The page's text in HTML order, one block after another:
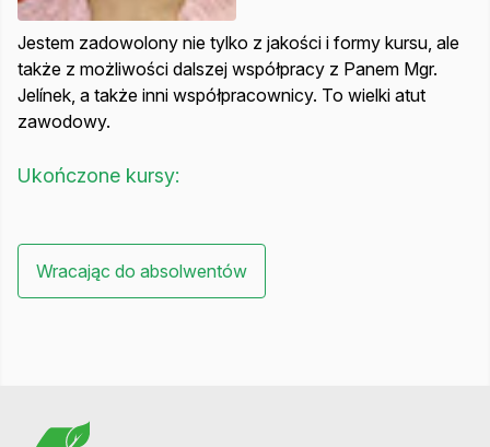
Jestem zadowolony nie tylko z jakości i formy kursu, ale
także z możliwości dalszej współpracy z Panem Mgr.
Jelínek, a także inni współpracownicy. To wielki atut
zawodowy.
Ukończone kursy:
Wracając do absolwentów